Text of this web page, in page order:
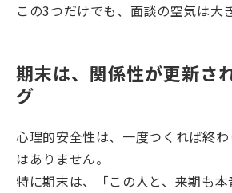
この3つだけでも、面談の空気は大
期末は、関係性が更新さ
グ
心理的安全性は、一度つくれば終
はありません。
特に期末は、「この人と、来期も本